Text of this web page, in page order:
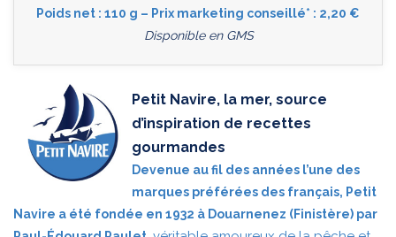
Poids net : 110 g – Prix marketing conseillé* : 2,20 €
Disponible en GMS
Petit Navire, la mer, source
d’inspiration de recettes
gourmandes
Devenue au fil des années l’une des
marques préférées des français, Petit
Navire a été fondée en 1932 à Douarnenez (Finistère) par